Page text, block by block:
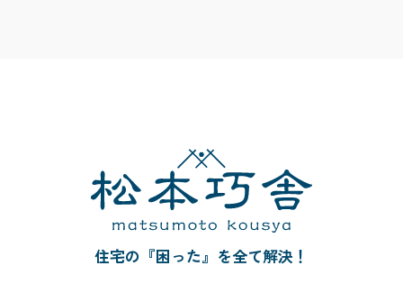
住宅の『困った』を全て解決！